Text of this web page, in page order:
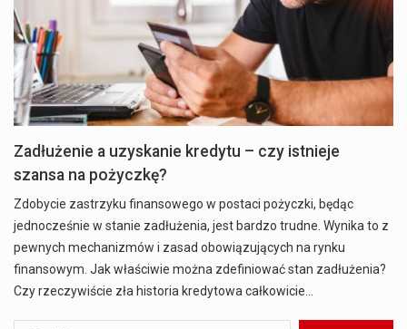
Zadłużenie a uzyskanie kredytu – czy istnieje
szansa na pożyczkę?
Zdobycie zastrzyku finansowego w postaci pożyczki, będąc
jednocześnie w stanie zadłużenia, jest bardzo trudne. Wynika to z
pewnych mechanizmów i zasad obowiązujących na rynku
finansowym. Jak właściwie można zdefiniować stan zadłużenia?
Czy rzeczywiście zła historia kredytowa całkowicie…